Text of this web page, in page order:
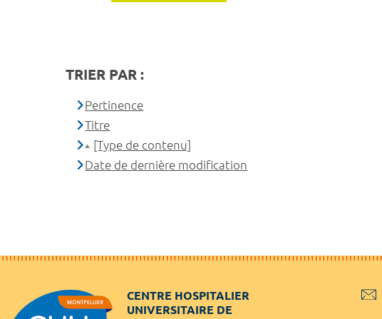
TRIER PAR :
Pertinence
Titre
[Type de contenu]
Date de dernière modification
CENTRE HOSPITALIER
UNIVERSITAIRE DE